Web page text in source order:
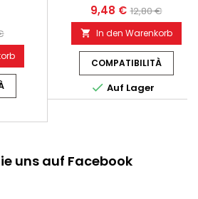
9,48 € 12,80 €
 In den Warenkorb
COMPATIBILITÀ
 Auf Lager
uns auf Facebook